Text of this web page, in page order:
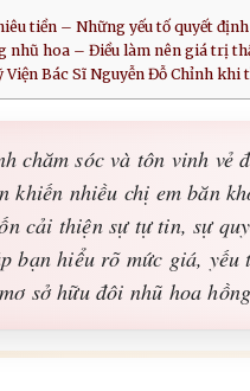
tiền – Những yếu tố quyết
nhũ hoa – Điều làm nên giá trị
Bác Sĩ Nguyễn Đỗ Chỉnh
chăm sóc và tôn vinh vẻ
khiến nhiều chị em băn
cải thiện sự tự tin, sự
bạn hiểu rõ mức giá,
sở hữu đôi nhũ hoa